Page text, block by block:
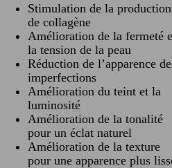
Stimulation de la production
de collagène
Amélioration de la fermeté
la tension de la peau
Réduction de l’apparence
imperfections
Amélioration du teint et la
luminosité
Amélioration de la tonalité
pour un éclat naturel
Amélioration de la texture
pour une apparence plus